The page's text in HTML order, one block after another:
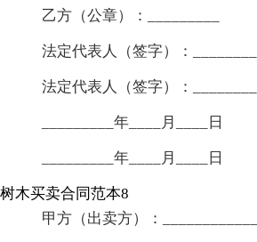
乙方（公章）：_________
法定代表人（签字）：_________
法定代表人（签字）：_________
_________年____月____日
_________年____月____日
树木买卖合同范本8
甲方（出卖方）：